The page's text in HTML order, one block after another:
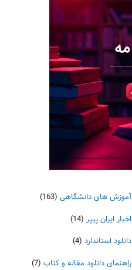
آموزش های دانشگاهی (163)
اخبار ایران پیپر (14)
دانلود استاندارد (4)
راهنمای دانلود مقاله و کتاب (7)